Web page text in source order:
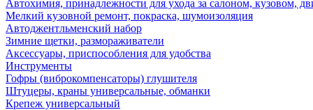
Автохимия, принадлежности для ухода за салоном, кузовом,
Мелкий кузовной ремонт, покраска, шумоизоляция
Автоджентльменский набор
Зимние щетки, размораживатели
Аксессуары, приспособления для удобства
Инструменты
Гофры (виброкомпенсаторы) глушителя
Штуцеры, краны универсальные, обманки
Крепеж универсальный